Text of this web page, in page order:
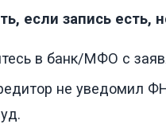
если запись есть,
в банк/МФО с
не уведомил